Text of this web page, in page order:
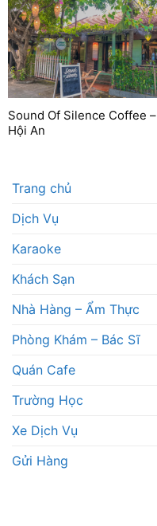
Sound Of Silence Coffee –
Hội An
Trang chủ
Dịch Vụ
Karaoke
Khách Sạn
Nhà Hàng – Ẩm Thực
Phòng Khám – Bác Sĩ
Quán Cafe
Trường Học
Xe Dịch Vụ
Gửi Hàng